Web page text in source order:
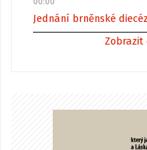
Jednání brněnské
Zobrazit